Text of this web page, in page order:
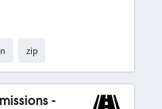
zip
-